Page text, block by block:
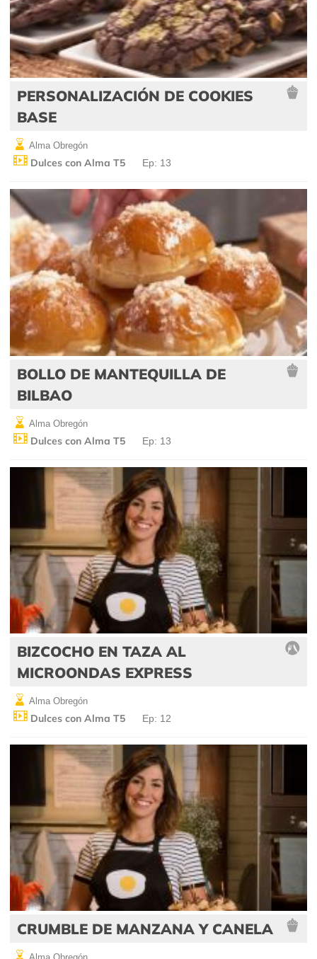
PERSONALIZACIÓN DE COOKIES
BASE
Alma Obregón
Dulces con Alma T5 Ep: 13
BOLLO DE MANTEQUILLA DE
BILBAO
Alma Obregón
Dulces con Alma T5 Ep: 13
BIZCOCHO EN TAZA AL
MICROONDAS EXPRESS
Alma Obregón
Dulces con Alma T5 Ep: 12
CRUMBLE DE MANZANA Y CANELA